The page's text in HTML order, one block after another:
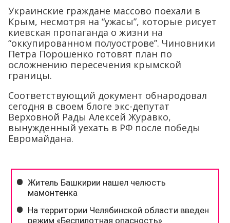
Украинские граждане массово поехали в
Крым, несмотря на “ужасы”, которые рисует
киевская пропаганда о жизни на
“оккупированном полуострове”. Чиновники
Петра Порошенко готовят план по
осложнению пересечения крымской
границы.
Соответствующий документ обнародовал
сегодня в своем блоге экс-депутат
Верховной Рады Алексей Журавко,
вынужденный уехать в РФ после победы
Евромайдана.